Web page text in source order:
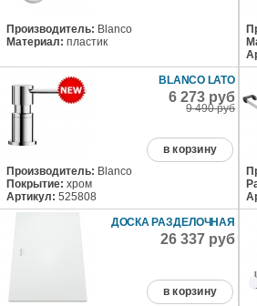
Производитель: Blanco
Материал: пластик
BLANCO LATO
6 273 руб
9 490 руб
в корзину
Производитель: Blanco
Покрытие: хром
Артикул: 525808
ДОСКА РАЗДЕЛОЧНАЯ
26 337 руб
в корзину